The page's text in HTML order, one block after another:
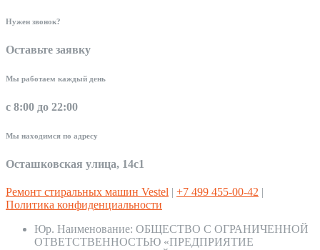
Нужен звонок?
Оставьте заявку
Мы работаем каждый день
с 8:00 до 22:00
Мы находимся по адресу
Осташковская улица, 14с1
Ремонт стиральных машин Vestel | +7 499 455-00-42 |
Политика конфиденциальности
Юр. Наименование: ОБЩЕСТВО С ОГРАНИЧЕННОЙ
ОТВЕТСТВЕННОСТЬЮ «ПРЕДПРИЯТИЕ